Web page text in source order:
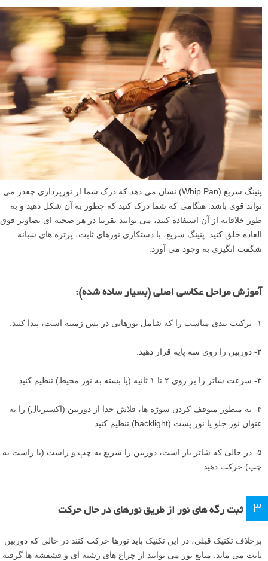
پنینگ سریع (Whip Pan) نشان می دهد که درک شما از نورپردازی چقدر می
تواند قوی باشد. هنگامی که شما درک کنید که چطور به آن شکل دهید و به
طور خلاقانه از آن استفاده کنید، می توانید تقریبا در هر صحنه ای تصاویر فوق
العاده خلق کنید. پنینگ سریع، با دستکاری نورهای ثابت، پرتره های شبانه
شگفت انگیزی به وجود می آورد.
آموزش مراحل عکاسی اصلی (بسیار ساده شده):
۱- ترکیب بندی مناسب را که شامل نورهایی در پس زمینه است، پیدا کنید.
۲- دوربین را روی سه پایه قرار دهید.
۳- سرعت شاتر را بر روی ۲ تا ۱ ثانیه (یا بسته به نور محیط) تنظیم کنید.
۴- به منظور متوقف کردن سوژه ها، فلاش جدا از دوربین (اکسترنال) را به
عنوان نور جلو یا نور پشت (backlight) تنظیم کنید.
۵- در حالی که شاتر باز است، دوربین را سریع به چپ و راست (یا راست به
چپ) حرکت دهید.
۳ ثبت رگه های نور از طریق نورهای در حال حرکت
برخلاف تکنیک قبلی، در این تکنیک باید نورها حرکت کنند در حالی که دوربین
ثابت می ماند. منابع نور می توانند از چراغ های رشته ای و فشفشه ها گرفته